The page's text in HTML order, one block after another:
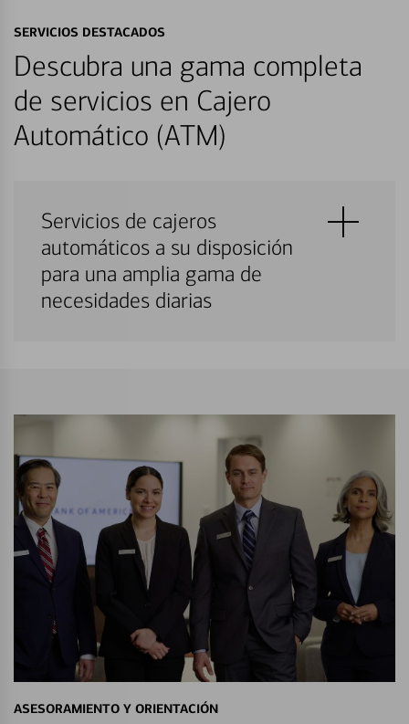
SERVICIOS DESTACADOS
Descubra una gama completa
de servicios en Cajero
Automático (ATM)
Servicios de cajeros
automáticos a su disposición
para una amplia gama de
necesidades diarias
ASESORAMIENTO Y ORIENTACIÓN